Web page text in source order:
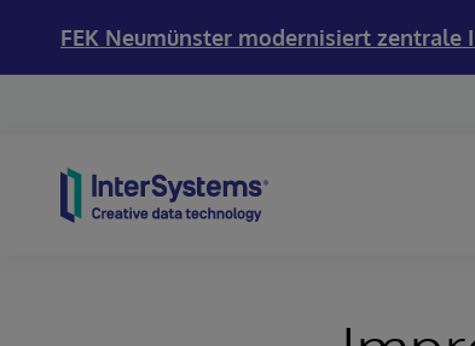
FEK Neumünster modernisiert